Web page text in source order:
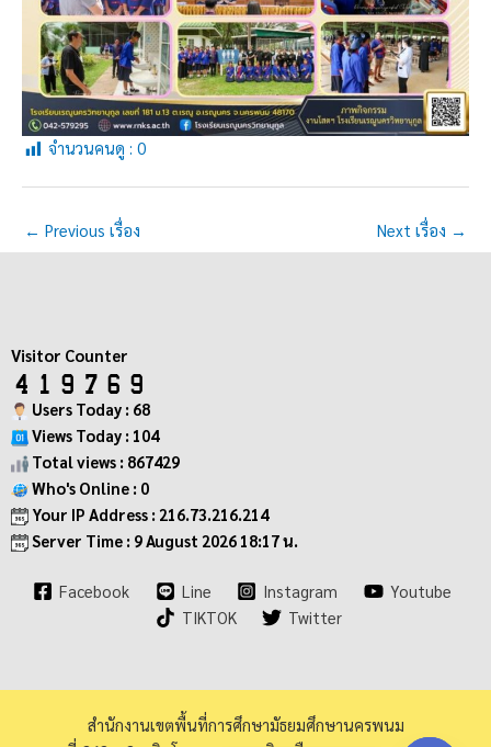
จำนวนคนดู : 0
← Previous เรื่อง Next เรื่อง →
Visitor Counter
Users Today : 68
Views Today : 104
Total views : 867429
Who's Online : 0
Your IP Address : 216.73.216.214
Server Time : 9 August 2026 18:17 น.
Facebook Line Instagram
Youtube
TIKTOK
Twitter
สำนักงานเขตพื้นที่การศึกษามัธยมศึกษานครพนม